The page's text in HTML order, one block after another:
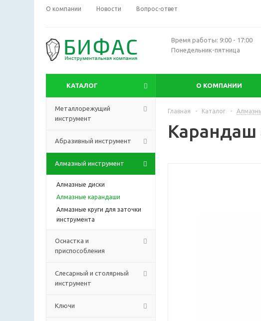
О компании Новости Вопрос-ответ
Время работы: 9:00 - 17:00
Понедельник-пятница
КАТАЛОГ О КОМПАНИИ
Металлорежущий
инструмент
Абразивный инструмент
Алмазный инструмент
Алмазные диски
Алмазные карандаши
Алмазные круги для заточки
инструмента
Оснастка и
приспособления
Слесарный и столярный
инструмент
Ключи
Главная - Каталог -
Карандаш